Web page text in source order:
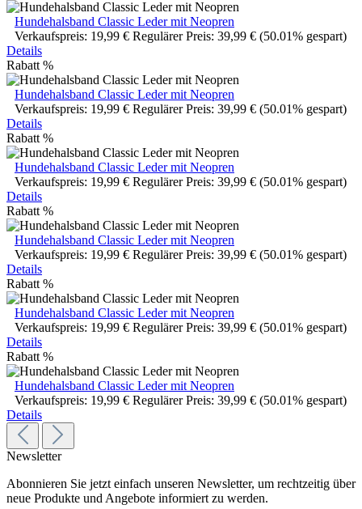
Hundehalsband Classic Leder mit Neopren
Verkaufspreis: 19,99 € Regulärer Preis: 39,99 € (50.01% gespart)
Details
Rabatt %
Hundehalsband Classic Leder mit Neopren
Verkaufspreis: 19,99 € Regulärer Preis: 39,99 € (50.01% gespart)
Details
Rabatt %
Hundehalsband Classic Leder mit Neopren
Verkaufspreis: 19,99 € Regulärer Preis: 39,99 € (50.01% gespart)
Details
Rabatt %
Hundehalsband Classic Leder mit Neopren
Verkaufspreis: 19,99 € Regulärer Preis: 39,99 € (50.01% gespart)
Details
Rabatt %
Hundehalsband Classic Leder mit Neopren
Verkaufspreis: 19,99 € Regulärer Preis: 39,99 € (50.01% gespart)
Details
Rabatt %
Hundehalsband Classic Leder mit Neopren
Verkaufspreis: 19,99 € Regulärer Preis: 39,99 € (50.01% gespart)
Details
Newsletter
Abonnieren Sie jetzt einfach unseren Newsletter, um rechtzeitig über
neue Produkte und Angebote informiert zu werden.